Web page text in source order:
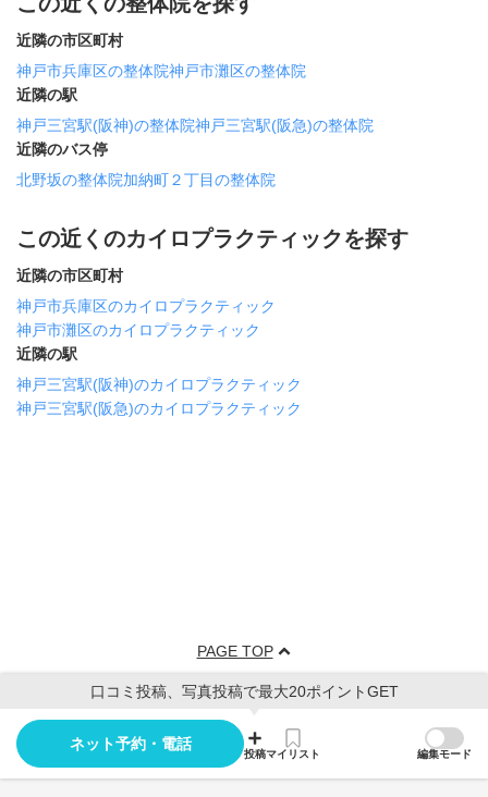
近隣の市区町村
神戸市兵庫区の整体院神戸市灘区の整体院
近隣の駅
神戸三宮駅(阪神)の整体院神戸三宮駅(阪急)の整体院
近隣のバス停
北野坂の整体院加納町２丁目の整体院
この近くのカイロプラクティックを探す
近隣の市区町村
神戸市兵庫区のカイロプラクティック
神戸市灘区のカイロプラクティック
近隣の駅
神戸三宮駅(阪神)のカイロプラクティック
神戸三宮駅(阪急)のカイロプラクティック
PAGE TOP
口コミ投稿、写真投稿で最大20ポイントGET
ネット予約・電話
投稿マイリスト 編集モード